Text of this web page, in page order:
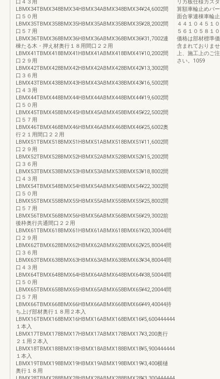
口４３用
LBMX34TBMX348BMX34HBMX34ABMX348BMX34¥24,6002間
口５０用
LBMX35TBMX358BMX35HBMX35ABMX358BMX35¥28,2002間
口５７用
LBMX36TBMX368BMX36HBMX36ABMX368BMX36¥31,7002連
棟たる木・押え材奥行１８用間口２２用
LBMX41TBMX418BMX41HBMX41ABMX418BMX41¥10,2002間
口２９用
LBMX42TBMX428BMX42HBMX42ABMX428BMX42¥13,3002間
口３６用
LBMX43TBMX438BMX43HBMX43ABMX438BMX43¥16,5002間
口４３用
LBMX44TBMX448BMX44HBMX44ABMX448BMX44¥19,6002間
口５０用
LBMX45TBMX458BMX45HBMX45ABMX458BMX45¥22,5002間
口５７用
LBMX46TBMX468BMX46HBMX46ABMX468BMX46¥25,6002奥
行２１用間口２２用
LBMX51TBMX518BMX51HBMX51ABMX518BMX51¥11,6002間
口２９用
LBMX52TBMX528BMX52HBMX52ABMX528BMX52¥15,2002間
口３６用
LBMX53TBMX538BMX53HBMX53ABMX538BMX53¥18,8002間
口４３用
LBMX54TBMX548BMX54HBMX54ABMX548BMX54¥22,3002間
口５０用
LBMX55TBMX558BMX55HBMX55ABMX558BMX55¥25,8002間
口５７用
LBMX56TBMX568BMX56HBMX56ABMX568BMX56¥29,3002前
後枠奥行共通間口２２用
LBMX61TBMX618BMX61HBMX61ABMX618BMX61¥20,30044間
口２９用
LBMX62TBMX628BMX62HBMX62ABMX628BMX62¥25,80044間
口３６用
LBMX63TBMX638BMX63HBMX63ABMX638BMX63¥34,80044間
口４３用
LBMX64TBMX648BMX64HBMX64ABMX648BMX64¥38,50044間
口５０用
LBMX65TBMX658BMX65HBMX65ABMX658BMX65¥42,20044間
口５７用
LBMX66TBMX668BMX66HBMX66ABMX668BMX66¥49,40044持
ち上げ部材奥行１８用２本入
LBMX16TBMX168BMX16HBMX16ABMX168BMX16¥5,600444444
１本入
LBMX17TBMX178BMX17HBMX17ABMX178BMX17¥3,200奥行
２１用２本入
LBMX18TBMX188BMX18HBMX18ABMX188BMX18¥5,900444444
１本入
LBMX19TBMX198BMX19HBMX19ABMX198BMX19¥3,400横樋
奥行１８用
リカ板仕様カス
算額車輪止めバ
面合掌連棟車輪
４４１０４５１
５６１０５８１
価格は部材標準
含まれておりま
上、施工上のご
さい。1059